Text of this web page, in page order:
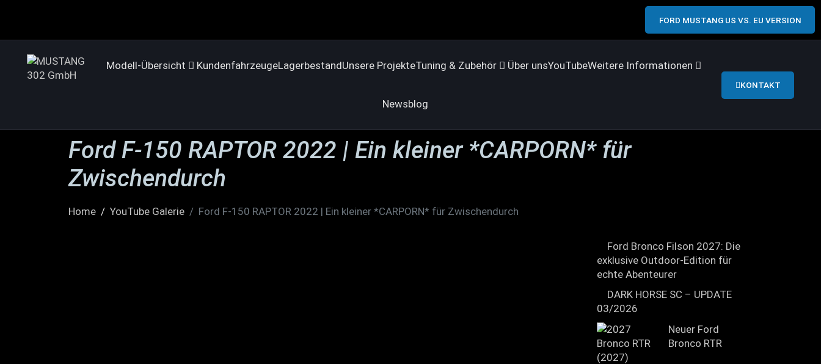
FORD MUSTANG US VS. EU VERSION
Modell-Übersicht KundenfahrzeugeLagerbestandUnsere ProjekteTuning & Zubehör Über unsYouTubeWeitere Informationen
Newsblog
KONTAKT
Ford F-150 RAPTOR 2022 | Ein kleiner *CARPORN* für
Zwischendurch
Home YouTube Galerie Ford F-150 RAPTOR 2022 | Ein kleiner *CARPORN* für Zwischendurch
Ford Bronco Filson 2027: Die
exklusive Outdoor-Edition für
echte Abenteurer
DARK HORSE SC – UPDATE
03/2026
Neuer Ford
Bronco RTR
(2027)